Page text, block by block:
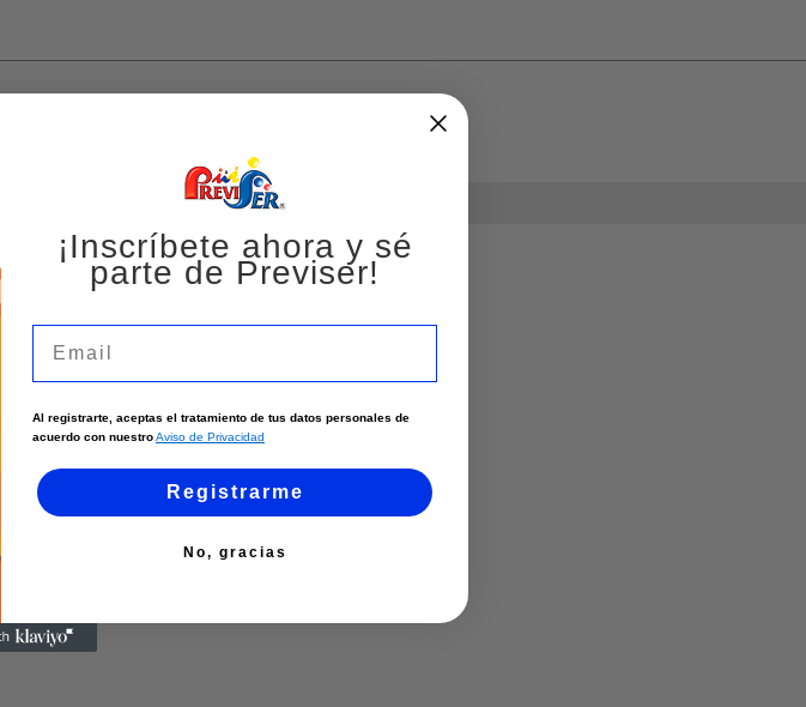
¡Inscríbete ahora y sé
parte de Previser!
Al registrarte, aceptas el tratamiento de tus datos personales de
acuerdo con nuestroAviso de Privacidad
Registrarme
No, gracias